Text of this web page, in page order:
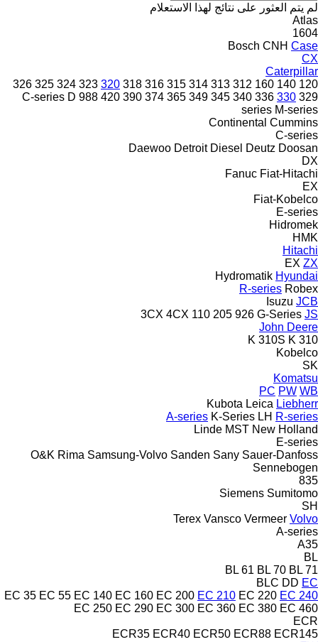
لم يتم العثور على نتائج لهذا الاستعلام
Atlas
1604
Bosch CNH Case
CX
Caterpillar
120
140
160
312
313
314
315
316
318
320
323
324
325
326
329
330
336
340
345
349
365
374
390
420
988
C-series D
series M-series
Continental Cummins
C-series
Daewoo Detroit Diesel Deutz Doosan
DX
Fanuc Fiat-Hitachi
EX
Fiat-Kobelco
E-series
Hidromek
HMK
Hitachi
EX ZX
Hydromatik Hyundai
R-series Robex
Isuzu JCB
3CX 4CX 110 205 926 G-Series JS
John Deere
310 K
310S K
Kobelco
SK
Komatsu
PC PW WB
Kubota Leica Liebherr
A-series K-Series LH R-series
Linde MST New Holland
E-series
O&K Rima Samsung-Volvo Sanden Sany Sauer-Danfoss
Sennebogen
835
Siemens Sumitomo
SH
Terex Vansco Vermeer Volvo
A-series
A35
BL
BL 61 BL 70 BL 71
BLC DD EC
EC 35 EC 55 EC 140 EC 160 EC 200 EC 210 EC 220 EC 240
EC 250 EC 290 EC 300 EC 360 EC 380 EC 460
ECR
ECR35 ECR40 ECR50 ECR88 ECR145